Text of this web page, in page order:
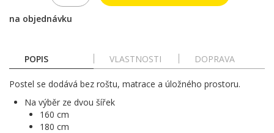
POPIS VLASTNOSTI DOPRAVA
Postel se dodává bez roštu, matrace a úložného prostoru.
Na výběr ze dvou šířek
160 cm
180 cm
na objednávku